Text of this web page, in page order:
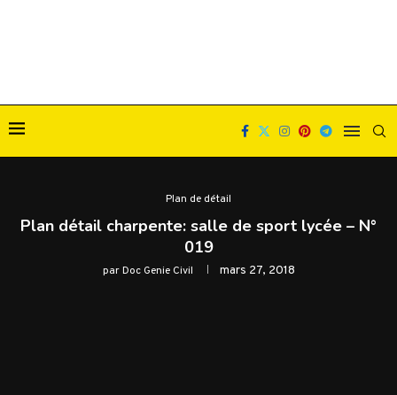
Plan de détail
Plan détail charpente: salle de sport lycée – N°
019
parDoc Genie Civil mars 27, 2018